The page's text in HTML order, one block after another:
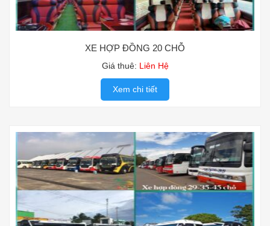
XE HỢP ĐỒNG 20 CHỖ
Giá thuê: Liên Hệ
Xem chi tiết